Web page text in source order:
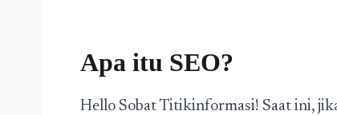
Apa itu SEO?
Hello Sobat Titikinformasi! Saat ini,